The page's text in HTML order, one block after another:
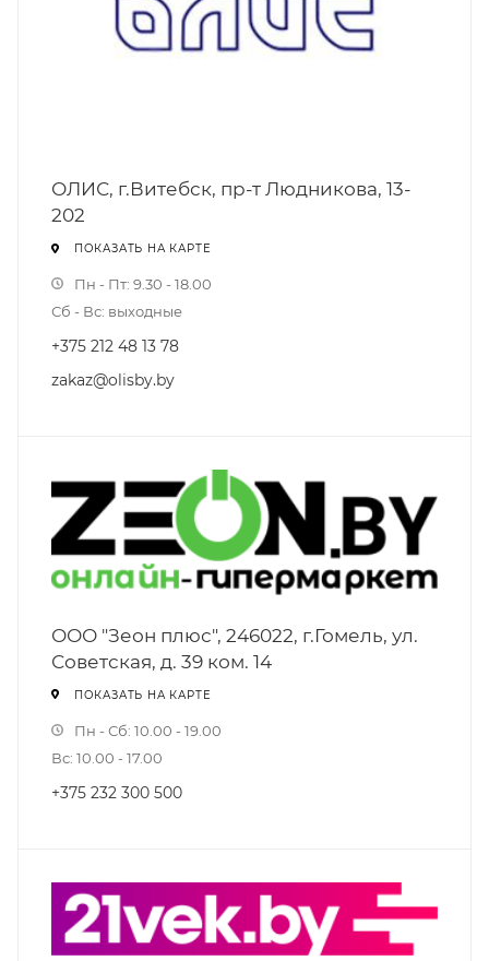
ОЛИС, г.Витебск, пр-т Людникова, 13-
202
ПОКАЗАТЬ НА КАРТЕ
Пн - Пт: 9.30 - 18.00
Сб - Вс: выходные
+375 212 48 13 78
zakaz@olisby.by
ООО "Зеон плюс", 246022, г.Гомель, ул.
Советская, д. 39 ком. 14
ПОКАЗАТЬ НА КАРТЕ
Пн - Сб: 10.00 - 19.00
Вс: 10.00 - 17.00
+375 232 300 500